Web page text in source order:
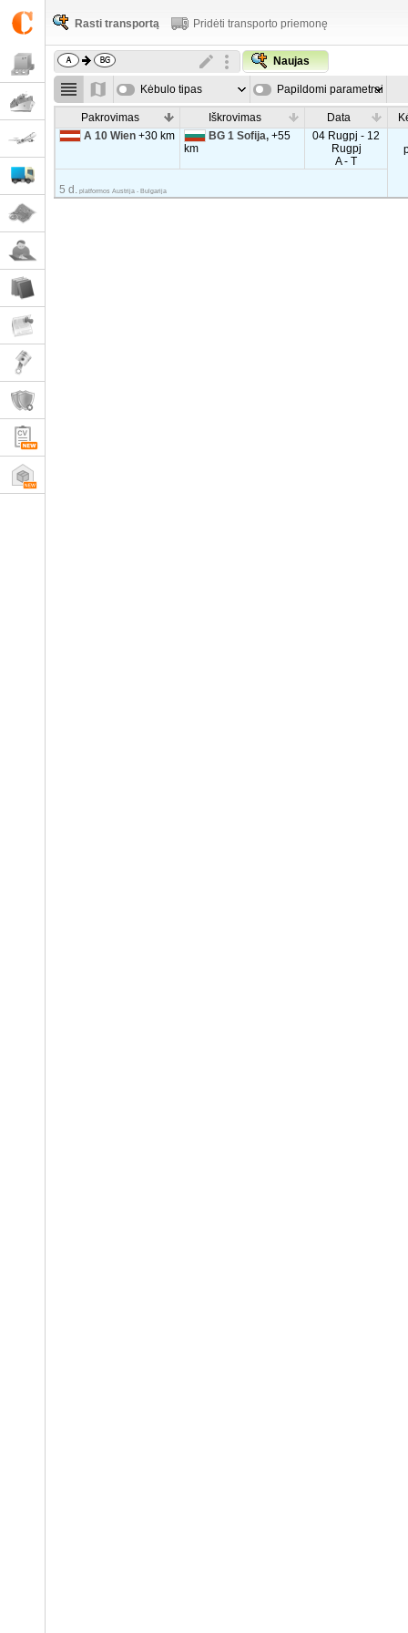
Rasti transportą Pridėti transporto priemonę
Naujas
Kėbulo tipas Papildomi parametrai
Pakrovimas Iškrovimas Data
A 10 Wien+30 km BG 1 Sofija,+55
km
04 Rugpj - 12
Rugpj
A - T
5 d. platformos Austrija - Bulgarija